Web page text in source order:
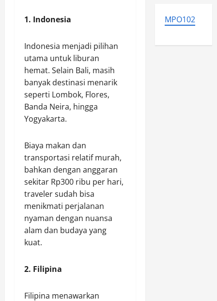
1. Indonesia
Indonesia menjadi pilihan
utama untuk liburan
hemat. Selain Bali, masih
banyak destinasi menarik
seperti Lombok, Flores,
Banda Neira, hingga
Yogyakarta.
Biaya makan dan
transportasi relatif murah,
bahkan dengan anggaran
sekitar Rp300 ribu per hari,
traveler sudah bisa
menikmati perjalanan
nyaman dengan nuansa
alam dan budaya yang
kuat.
2. Filipina
Filipina menawarkan
MPO102